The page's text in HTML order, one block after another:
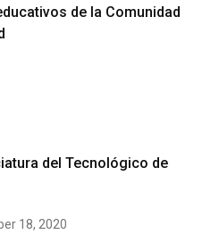
de la Comunidad
del Tecnológico de
18, 2020